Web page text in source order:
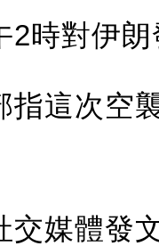
2時對伊
指這次空
交媒體發